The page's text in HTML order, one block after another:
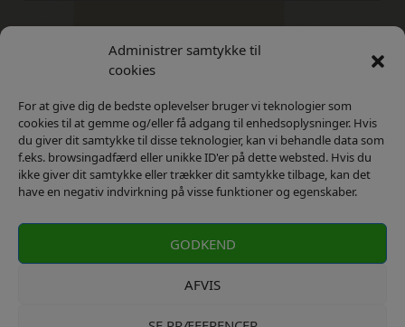
Administrer samtykke til
cookies
For at give dig de bedste oplevelser bruger vi teknologier som
cookies til at gemme og/eller få adgang til enhedsoplysninger. Hvis
du giver dit samtykke til disse teknologier, kan vi behandle data som
f.eks. browsingadfærd eller unikke ID'er på dette websted. Hvis du
ikke giver dit samtykke eller trækker dit samtykke tilbage, kan det
have en negativ indvirkning på visse funktioner og egenskaber.
GODKEND
AFVIS
Kontakt